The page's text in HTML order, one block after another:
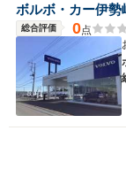
ボルボ・カー伊勢
総合評価 0点